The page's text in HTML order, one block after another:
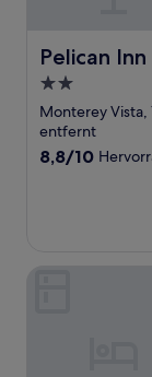
Pelican
Pelican Inn
2.0-
Sterne-
Unterkunft
Monterey Vista,
entfernt
8.8
8,8/10